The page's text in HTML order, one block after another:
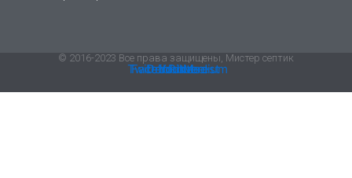
© 2016-2023 Все права защищены, Мистер септик
Twitter
Facebook
Dribbble
Youtube
Pinterest
Medium